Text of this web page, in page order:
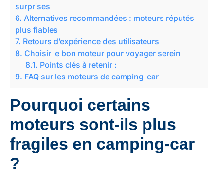
surprises
6. Alternatives recommandées : moteurs réputés
plus fiables
7. Retours d’expérience des utilisateurs
8. Choisir le bon moteur pour voyager serein
8.1. Points clés à retenir :
9. FAQ sur les moteurs de camping-car
Pourquoi certains
moteurs sont-ils plus
fragiles en camping-car
?